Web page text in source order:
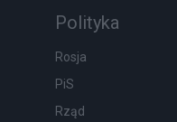
Polityka
Rosja
PiS
Rząd